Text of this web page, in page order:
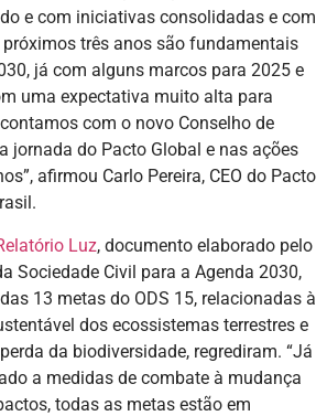
e com iniciativas consolidadas e com
próximos três anos são fundamentais
já com alguns marcos para 2025 e
uma expectativa muito alta para
com o novo Conselho de
jornada do Pacto Global e nas ações
afirmou Carlo Pereira, CEO do Pacto
Luz, documento elaborado pelo
Sociedade Civil para a Agenda 2030,
13 metas do ODS 15, relacionadas à
dos ecossistemas terrestres e
da biodiversidade, regrediram. “Já
a medidas de combate à mudança
todas as metas estão em